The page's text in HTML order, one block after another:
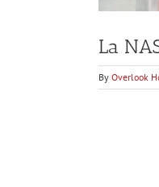
La
By Overlook